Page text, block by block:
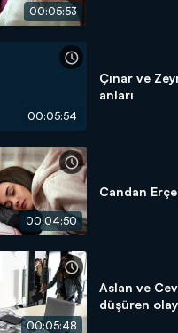
00:05:53
00:05:54
Çınar ve
anları
00:04:50
Candan
00:05:48
Aslan ve
düşüren